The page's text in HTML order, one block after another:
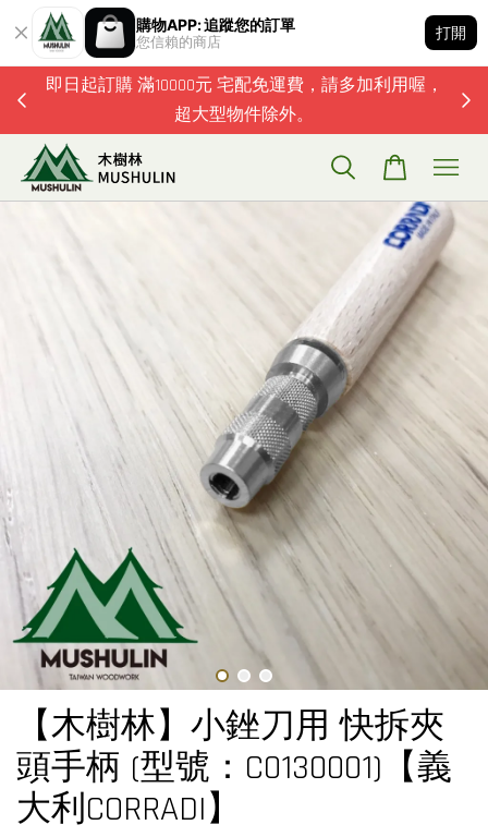
購物APP: 追蹤您的訂單
您信賴的商店
打開
即日起訂購 滿10000元 宅配免運費，請多加利用喔，
超大型物件除外。
【木樹林】小銼刀用 快拆夾
頭手柄 (型號：C0130001)【義
大利CORRADI】